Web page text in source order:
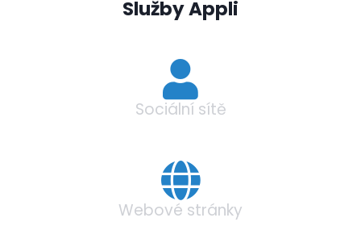
Služby Appli
Sociální sítě
Webové stránky